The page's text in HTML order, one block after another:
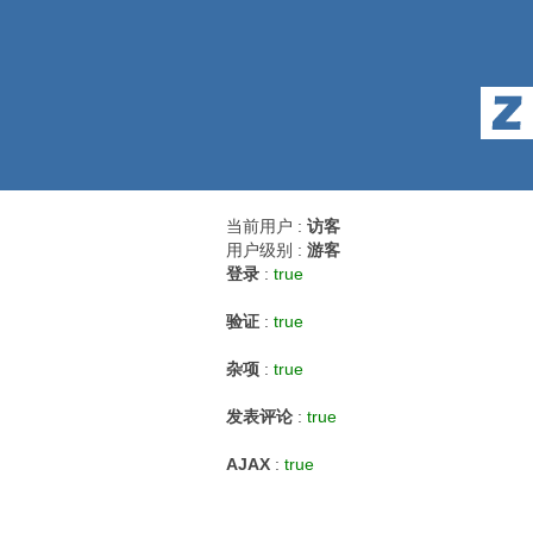
当前用户 : 访客
用户级别 : 游客
登录 : true
验证 : true
杂项 : true
发表评论 : true
AJAX : true